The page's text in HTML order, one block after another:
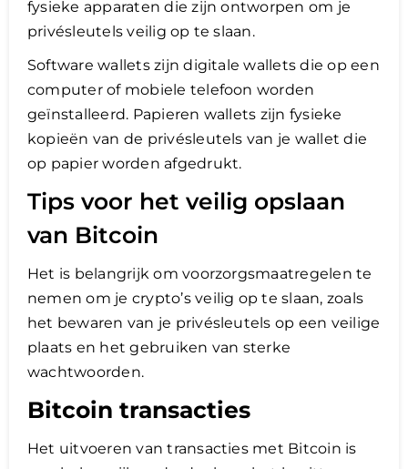
fysieke apparaten die zijn ontworpen om je
privésleutels veilig op te slaan.
Software wallets zijn digitale wallets die op een
computer of mobiele telefoon worden
geïnstalleerd. Papieren wallets zijn fysieke
kopieën van de privésleutels van je wallet die
op papier worden afgedrukt.
Tips voor het veilig opslaan
van Bitcoin
Het is belangrijk om voorzorgsmaatregelen te
nemen om je crypto’s veilig op te slaan, zoals
het bewaren van je privésleutels op een veilige
plaats en het gebruiken van sterke
wachtwoorden.
Bitcoin transacties
Het uitvoeren van transacties met Bitcoin is